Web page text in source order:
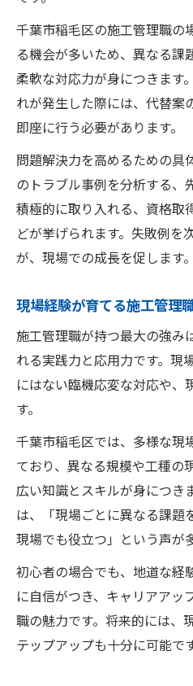
千葉市稲毛区の施工管理職の
る機会が多いため、異なる課
柔軟な対応力が身につきます
れが発生した際には、代替案
即座に行う必要があります。
問題解決力を高めるための具
のトラブル事例を分析する、
積極的に取り入れる、資格取
どが挙げられます。失敗例を
が、現場での成長を促します。
現場経験が育てる施工管理
施工管理職が持つ最大の強み
れる実践力と応用力です。現
にはない臨機応変な対応や、
す。
千葉市稲毛区では、多様な現
ており、異なる規模や工種の
広い知識とスキルが身につき
は、「現場ごとに異なる課題
現場でも役立つ」という声が
初心者の場合でも、地道な経
に自信がつき、キャリアアッ
職の魅力です。将来的には、
テップアップも十分に可能です